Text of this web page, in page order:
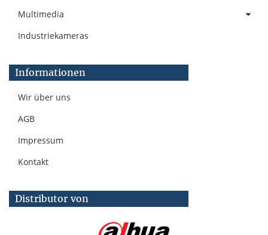
Multimedia
Industriekameras
Informationen
Wir über uns
AGB
Impressum
Kontakt
Distributor von